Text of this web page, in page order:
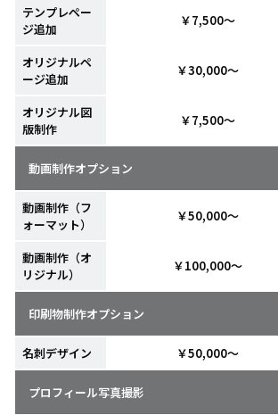
テンプレペー
ジ追加
￥7,500～
オリジナルペ
ージ追加
￥30,000～
オリジナル図
版制作
￥7,500～
動画制作オプション
動画制作（フ
ォーマット）
￥50,000～
動画制作（オ
リジナル）
￥100,000～
印刷物制作オプション
名刺デザイン ￥50,000～
プロフィール写真撮影